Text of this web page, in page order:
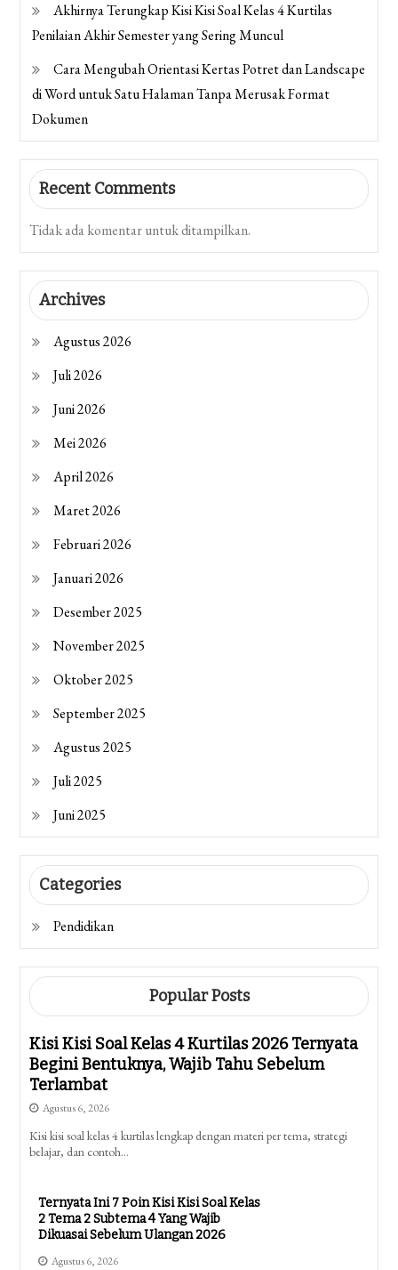
Akhirnya Terungkap Kisi Kisi Soal Kelas 4 Kurtilas
Penilaian Akhir Semester yang Sering Muncul
Cara Mengubah Orientasi Kertas Potret dan Landscape
di Word untuk Satu Halaman Tanpa Merusak Format
Dokumen
Recent Comments
Tidak ada komentar untuk ditampilkan.
Archives
Agustus 2026
Juli 2026
Juni 2026
Mei 2026
April 2026
Maret 2026
Februari 2026
Januari 2026
Desember 2025
November 2025
Oktober 2025
September 2025
Agustus 2025
Juli 2025
Juni 2025
Categories
Pendidikan
Popular Posts
Kisi Kisi Soal Kelas 4 Kurtilas 2026 Ternyata
Begini Bentuknya, Wajib Tahu Sebelum
Terlambat
Agustus 6, 2026
Kisi kisi soal kelas 4 kurtilas lengkap dengan materi per tema, strategi
belajar, dan contoh…
Ternyata Ini 7 Poin Kisi Kisi Soal Kelas
2 Tema 2 Subtema 4 Yang Wajib
Dikuasai Sebelum Ulangan 2026
Agustus 6, 2026